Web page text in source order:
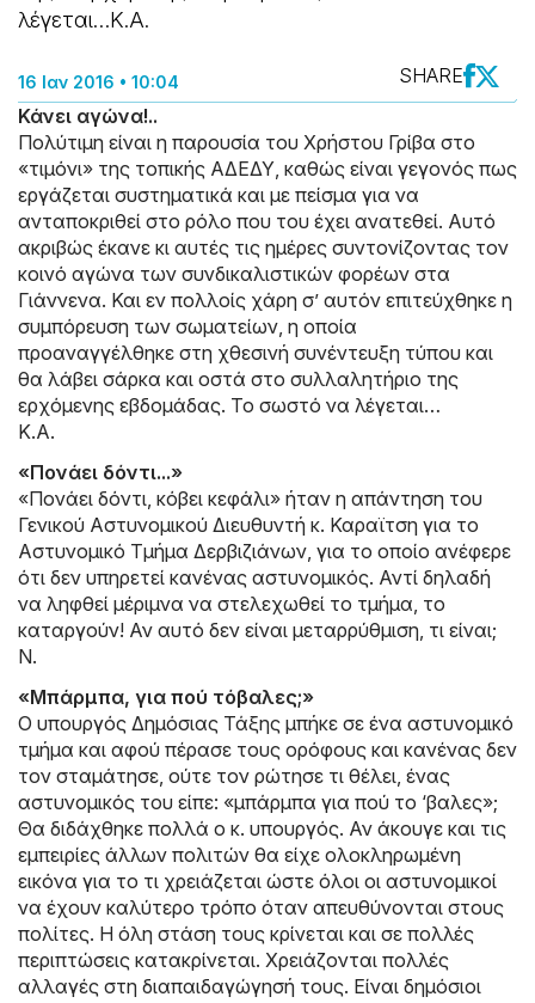
λέγεται…Κ.Α.
16 Ιαν 2016 • 10:04
SHARE
Κάνει αγώνα!..
Πολύτιμη είναι η παρουσία του Χρήστου Γρίβα στο
«τιμόνι» της τοπικής ΑΔΕΔΥ, καθώς είναι γεγονός πως
εργάζεται συστηματικά και με πείσμα για να
ανταποκριθεί στο ρόλο που του έχει ανατεθεί. Αυτό
ακριβώς έκανε κι αυτές τις ημέρες συντονίζοντας τον
κοινό αγώνα των συνδικαλιστικών φορέων στα
Γιάννενα. Και εν πολλοίς χάρη σ’ αυτόν επιτεύχθηκε η
συμπόρευση των σωματείων, η οποία
προαναγγέλθηκε στη χθεσινή συνέντευξη τύπου και
θα λάβει σάρκα και οστά στο συλλαλητήριο της
ερχόμενης εβδομάδας. Το σωστό να λέγεται…
Κ.Α.
«Πονάει δόντι...»
«Πονάει δόντι, κόβει κεφάλι» ήταν η απάντηση του
Γενικού Αστυνομικού Διευθυντή κ. Καραϊτση για το
Αστυνομικό Τμήμα Δερβιζιάνων, για το οποίο ανέφερε
ότι δεν υπηρετεί κανένας αστυνομικός. Αντί δηλαδή
να ληφθεί μέριμνα να στελεχωθεί το τμήμα, το
καταργούν! Αν αυτό δεν είναι μεταρρύθμιση, τι είναι;
Ν.
«Μπάρμπα, για πού τόβαλες;»
Ο υπουργός Δημόσιας Τάξης μπήκε σε ένα αστυνομικό
τμήμα και αφού πέρασε τους ορόφους και κανένας δεν
τον σταμάτησε, ούτε τον ρώτησε τι θέλει, ένας
αστυνομικός του είπε: «μπάρμπα για πού το ‘βαλες»;
Θα διδάχθηκε πολλά ο κ. υπουργός. Αν άκουγε και τις
εμπειρίες άλλων πολιτών θα είχε ολοκληρωμένη
εικόνα για το τι χρειάζεται ώστε όλοι οι αστυνομικοί
να έχουν καλύτερο τρόπο όταν απευθύνονται στους
πολίτες. Η όλη στάση τους κρίνεται και σε πολλές
περιπτώσεις κατακρίνεται. Χρειάζονται πολλές
αλλαγές στη διαπαιδαγώγησή τους. Είναι δημόσιοι